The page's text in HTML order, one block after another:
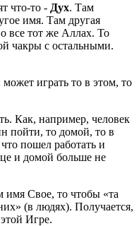
что-то - Дух. Там
имя. Там другая
все тот же Аллах. То
чакры с остальными.
может играть то в этом, то
Как, например, человек
пойти, то домой, то в
пошел работать и
и домой больше не
имя Свое, то чтобы «та
(в людях). Получается,
Игре.